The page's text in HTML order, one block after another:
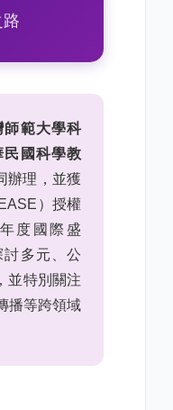
師範大學科
民國科學教
辦理，並獲
）授權
度國際盛
多元、公
並特別關注
播等跨領域